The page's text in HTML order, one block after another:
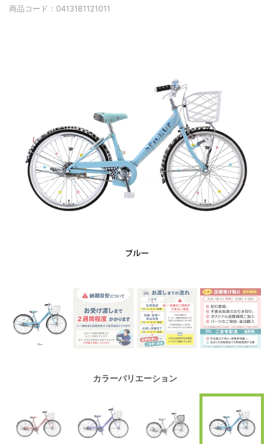
商品コード： 0413181121011
カラーバリエーション